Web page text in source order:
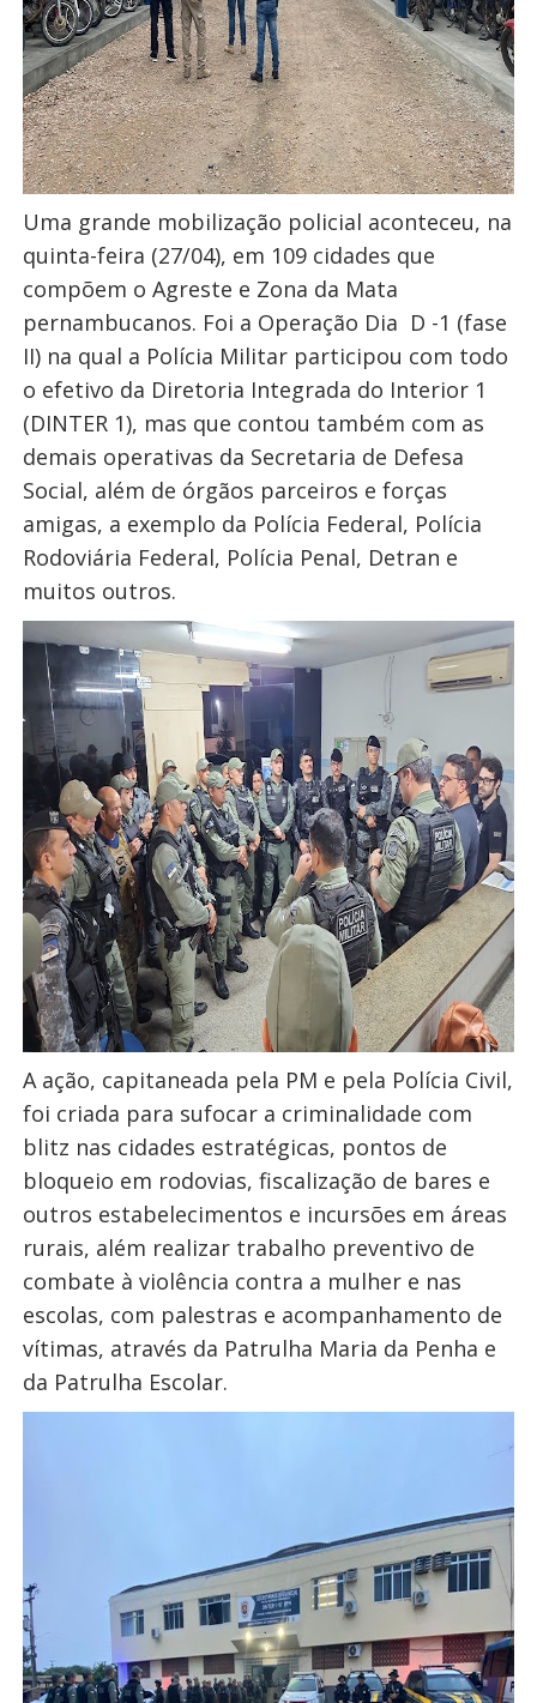
Uma grande mobilização policial aconteceu, na
quinta-feira (27/04), em 109 cidades que
compõem o Agreste e Zona da Mata
pernambucanos. Foi a Operação Dia D -1 (fase
II) na qual a Polícia Militar participou com todo
o efetivo da Diretoria Integrada do Interior 1
(DINTER 1), mas que contou também com as
demais operativas da Secretaria de Defesa
Social, além de órgãos parceiros e forças
amigas, a exemplo da Polícia Federal, Polícia
Rodoviária Federal, Polícia Penal, Detran e
muitos outros.
A ação, capitaneada pela PM e pela Polícia Civil,
foi criada para sufocar a criminalidade com
blitz nas cidades estratégicas, pontos de
bloqueio em rodovias, fiscalização de bares e
outros estabelecimentos e incursões em áreas
rurais, além realizar trabalho preventivo de
combate à violência contra a mulher e nas
escolas, com palestras e acompanhamento de
vítimas, através da Patrulha Maria da Penha e
da Patrulha Escolar.